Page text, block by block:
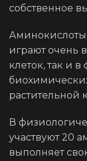
собственное
играют очень
клеток, так и
растительной
В
участвуют 20
выполняет